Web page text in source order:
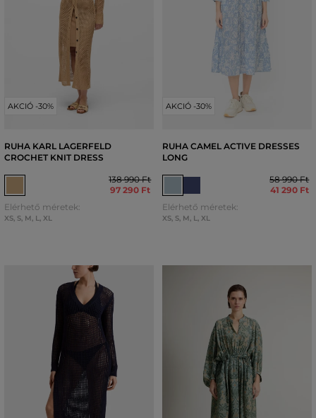
AKCIÓ -30%
RUHA KARL LAGERFELD
CROCHET KNIT DRESS
138 990 Ft
97 290 Ft
Elérhető méretek:
XS, S, M, L, XL
AKCIÓ -30%
RUHA CAMEL ACTIVE DRESSES
LONG
58 990 Ft
41 290 Ft
Elérhető méretek:
XS, S, M, L, XL